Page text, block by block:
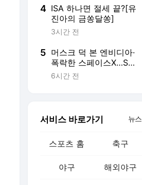
4 ISA 하나면 절세 끝?[유
진아의 금쏭달쏭]
3시간 전
5 머스크 덕 본 엔비디아·
폭락한 스페이스X…SK
하닉 약세 속 삼전닉스
6시간 전
서비스 바로가기 뉴스
스포츠 홈 축구
야구 해외야구